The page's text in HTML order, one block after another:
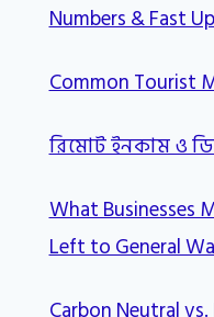
Numbers & Fast
Common Tourist
রিমোট ইনকাম ও
What Businesses
Left to General